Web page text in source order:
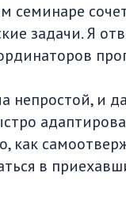
семинаре
задачи. Я
непростой, и
как
в